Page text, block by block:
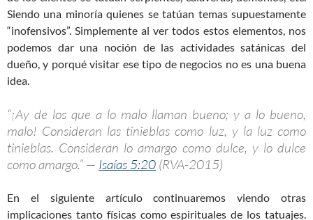
Siendo una minoría quienes se tatúan temas supuestamente
“inofensivos”. Simplemente al ver todos estos elementos, nos
podemos dar una noción de las actividades satánicas del
dueño, y porqué visitar ese tipo de negocios no es una buena
idea.
“¡Ay de los que a lo malo llaman bueno; y a lo bueno,
malo! Consideran las tinieblas como luz, y la luz como
tinieblas. Consideran lo amargo como dulce, y lo dulce
como amargo.” — Isaías 5:20 (RVA-2015)
En el siguiente artículo continuaremos viendo otras
implicaciones tanto físicas como espirituales de los tatuajes.